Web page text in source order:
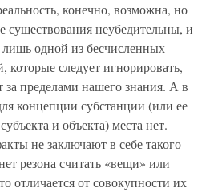
конечно, возможна, но
существования неубедительны, и
лишь одной из бесчисленных
которые следует игнорировать,
пределами нашего знания. А в
концепции субстанции (или ее
и объекта) места нет.
не заключают в себе такого
резона считать «вещи» или
отличается от совокупности их